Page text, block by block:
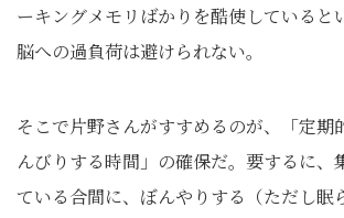
ーキングメモリばかりを酷使していると
脳への過負荷は避けられない。
そこで片野さんがすすめるのが、「定期
んびりする時間」の確保だ。要するに、
ている合間に、ぼんやりする（ただし眠